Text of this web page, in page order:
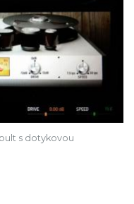
s dotykovou